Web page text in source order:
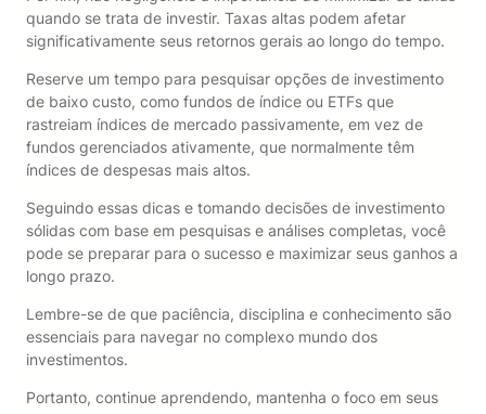
quando se trata de investir. Taxas altas podem afetar
significativamente seus retornos gerais ao longo do tempo.
Reserve um tempo para pesquisar opções de investimento
de baixo custo, como fundos de índice ou ETFs que
rastreiam índices de mercado passivamente, em vez de
fundos gerenciados ativamente, que normalmente têm
índices de despesas mais altos.
Seguindo essas dicas e tomando decisões de investimento
sólidas com base em pesquisas e análises completas, você
pode se preparar para o sucesso e maximizar seus ganhos a
longo prazo.
Lembre-se de que paciência, disciplina e conhecimento são
essenciais para navegar no complexo mundo dos
investimentos.
Portanto, continue aprendendo, mantenha o foco em seus